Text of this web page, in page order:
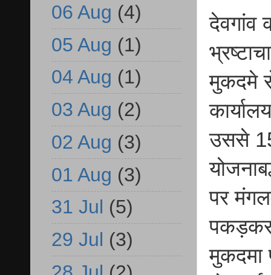
देवगांव
मुकदमे
उससे
पर
पकड़कर
मुकदमा
06 Aug (4)
05 Aug (1)
04 Aug (1)
03 Aug (2)
02 Aug (3)
01 Aug (3)
31 Jul (5)
29 Jul (3)